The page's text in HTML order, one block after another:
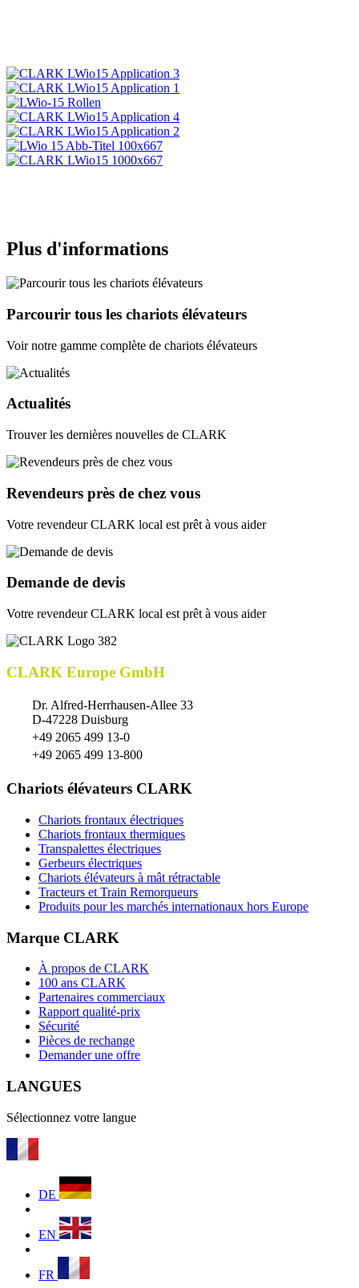
Plus d'informations
Parcourir tous les chariots élévateurs
Voir notre gamme complète de chariots élévateurs
Actualités
Trouver les dernières nouvelles de CLARK
Revendeurs près de chez vous
Votre revendeur CLARK local est prêt à vous aider
Demande de devis
Votre revendeur CLARK local est prêt à vous aider
CLARK Europe GmbH
Dr. Alfred-Herrhausen-Allee 33
D-47228 Duisburg
+49 2065 499 13-0
+49 2065 499 13-800
Chariots élévateurs CLARK
Chariots frontaux électriques
Chariots frontaux thermiques
Transpalettes électriques
Gerbeurs électriques
Chariots élévateurs à mât rétractable
Tracteurs et Train Remorqueurs
Produits pour les marchés internationaux hors Europe
Marque CLARK
À propos de CLARK
100 ans CLARK
Partenaires commerciaux
Rapport qualité-prix
Sécurité
Pièces de rechange
Demander une offre
LANGUES
Sélectionnez votre langue
DE
EN
FR